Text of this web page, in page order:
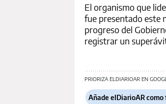
El organismo que
fue presentado este
progreso del
registrar un
PRIORIZA ELDIARIOAR EN
Añade elDiarioAR